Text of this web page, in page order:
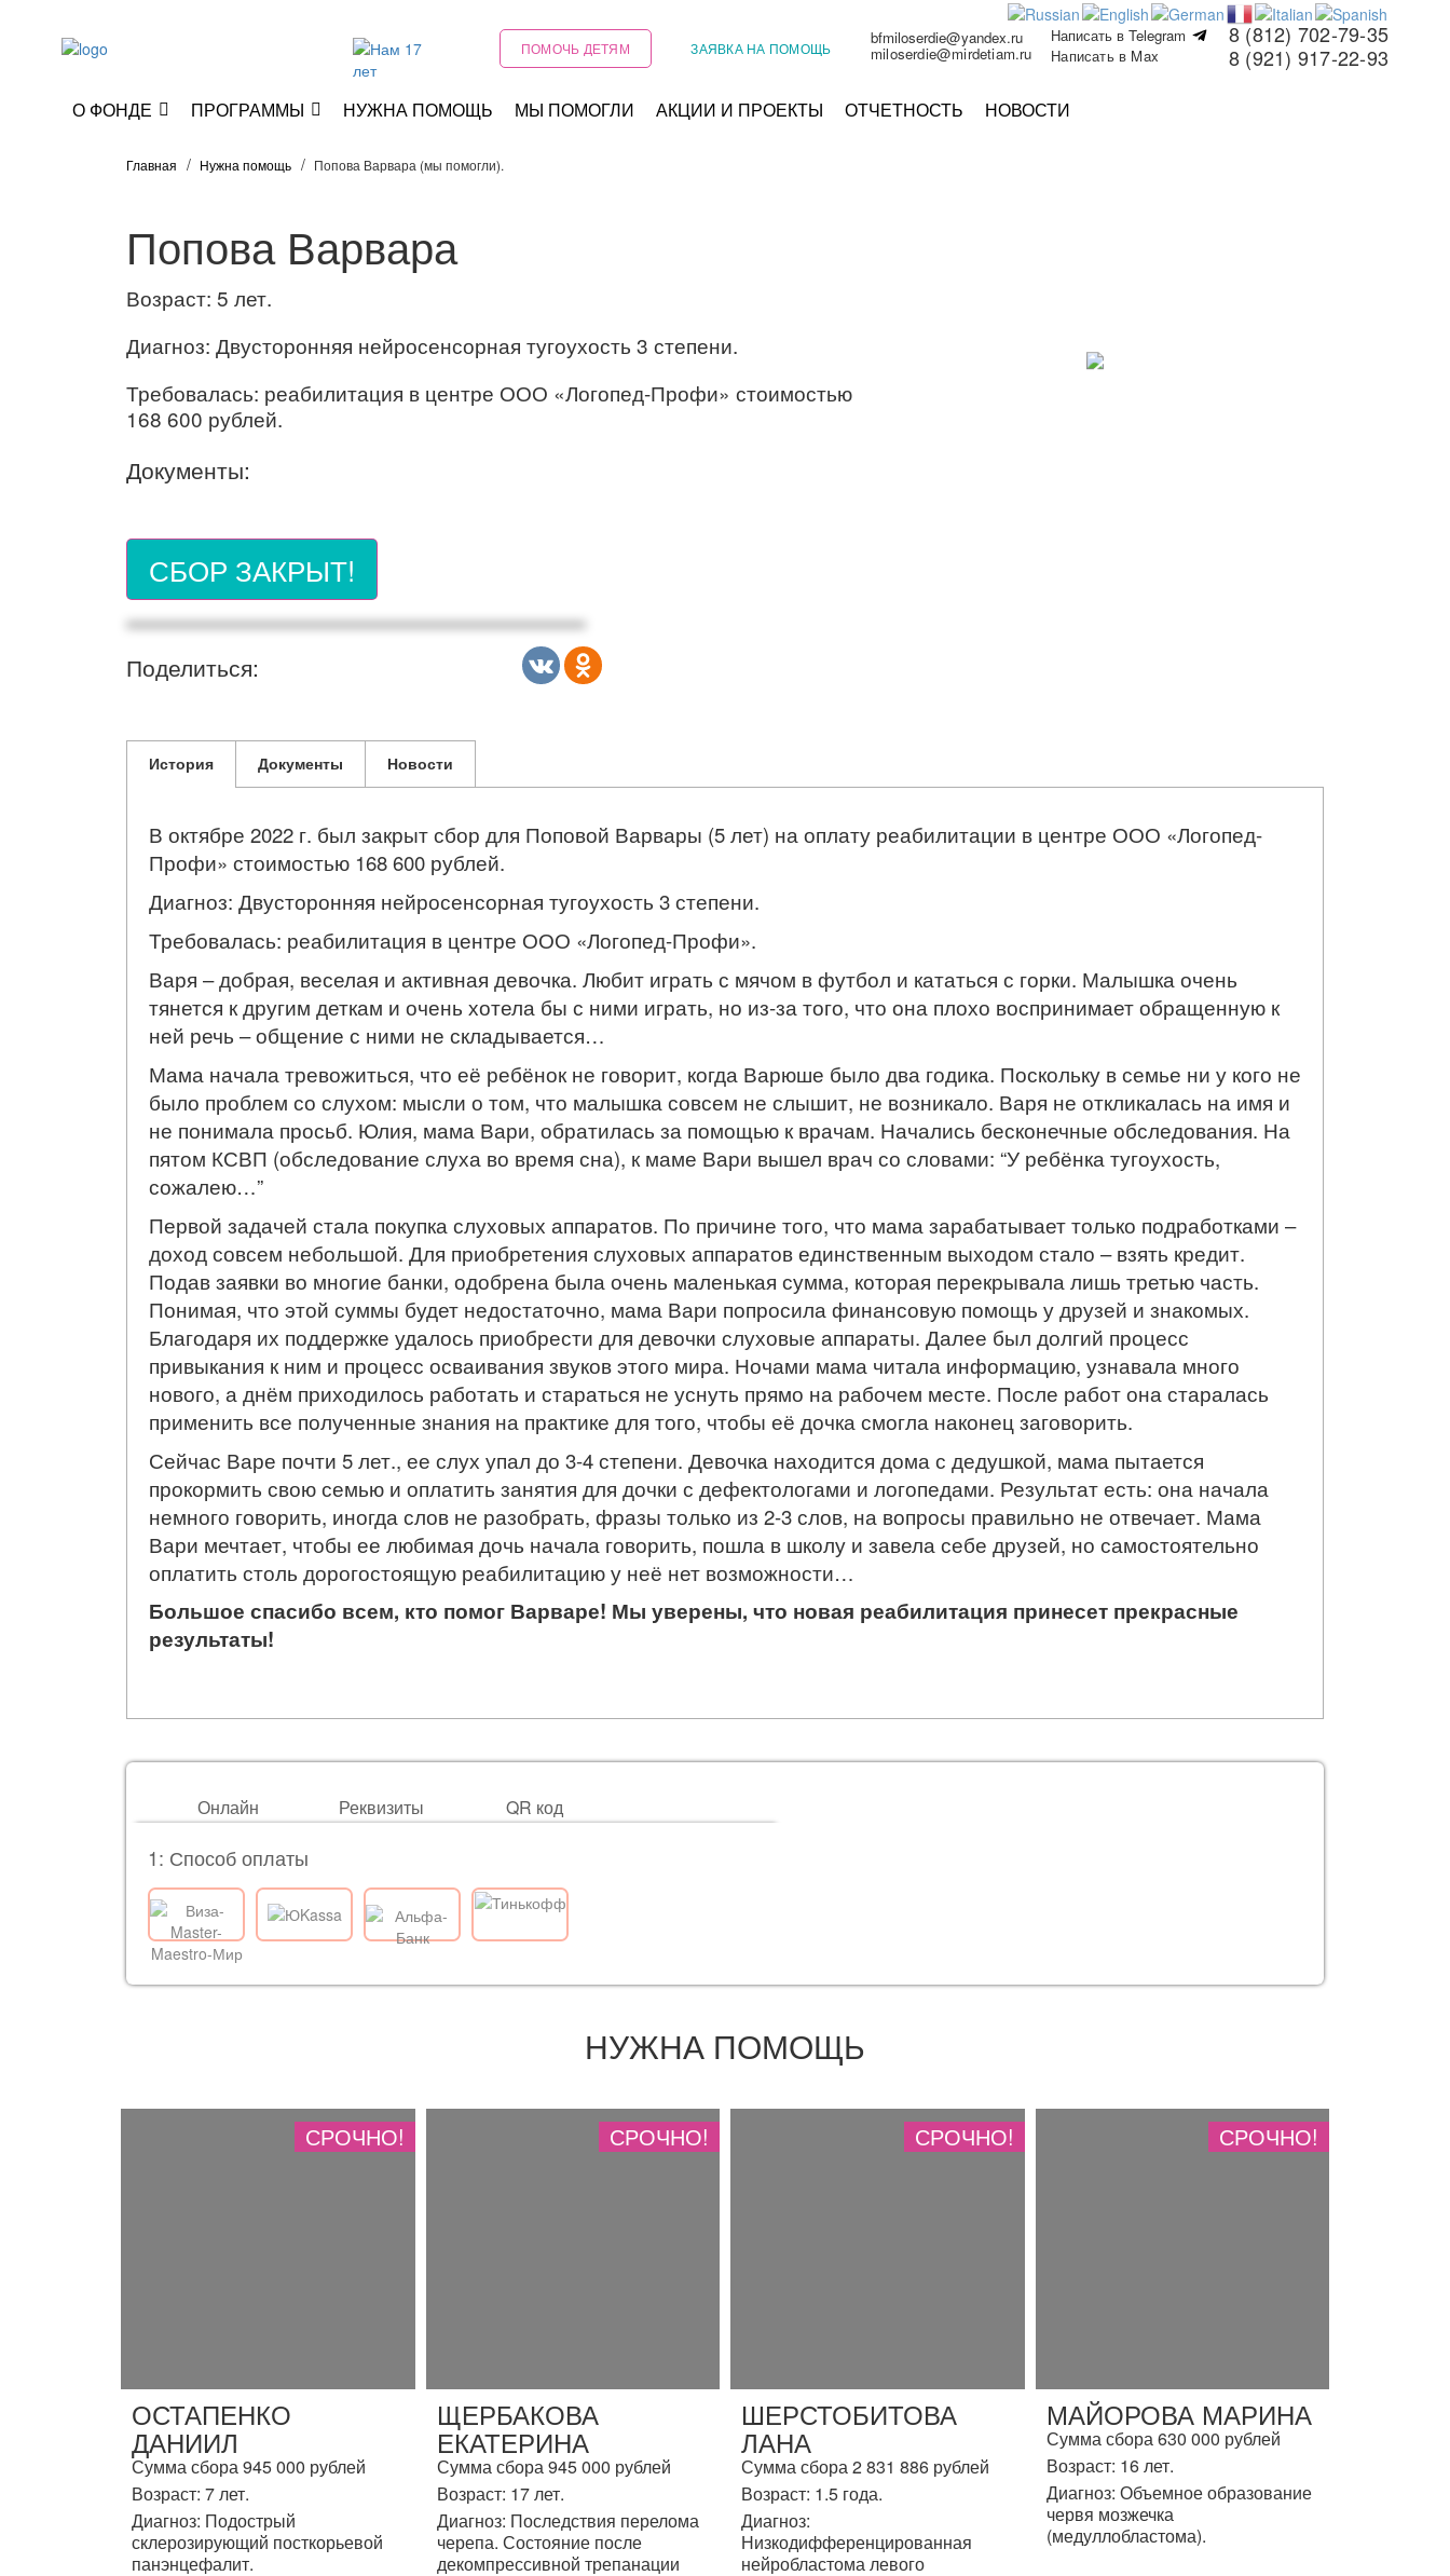
ПОМОЧЬ ДЕТЯМ ЗАЯВКА НА ПОМОЩЬ bfmiloserdie@yandex.ru
miloserdie@mirdetiam.ru
Написать в Telegram
Написать в Max
8 (812) 702-79-35
8 (921) 917-22-93
О ФОНДЕ ПРОГРАММЫ НУЖНА ПОМОЩЬ МЫ ПОМОГЛИ АКЦИИ И ПРОЕКТЫ ОТЧЕТНОСТЬ НОВОСТИ
Главная Нужна помощь Попова Варвара (мы помогли).
Попова Варвара
Возраст: 5 лет.
Диагноз: Двусторонняя нейросенсорная тугоухость 3 степени.
Требовалась: реабилитация в центре ООО «Логопед-Профи» стоимостью
168 600 рублей.
Документы:
СБОР ЗАКРЫТ!
Поделиться:
История Документы Новости
В октябре 2022 г. был закрыт сбор для Поповой Варвары (5 лет) на оплату реабилитации в центре ООО «Логопед-
Профи» стоимостью 168 600 рублей.
Диагноз: Двусторонняя нейросенсорная тугоухость 3 степени.
Требовалась: реабилитация в центре ООО «Логопед-Профи».
Варя – добрая, веселая и активная девочка. Любит играть с мячом в футбол и кататься с горки. Малышка очень
тянется к другим деткам и очень хотела бы с ними играть, но из-за того, что она плохо воспринимает обращенную к
ней речь – общение с ними не складывается…
Мама начала тревожиться, что её ребёнок не говорит, когда Варюше было два годика. Поскольку в семье ни у кого не
было проблем со слухом: мысли о том, что малышка совсем не слышит, не возникало. Варя не откликалась на имя и
не понимала просьб. Юлия, мама Вари, обратилась за помощью к врачам. Начались бесконечные обследования. На
пятом КСВП (обследование слуха во время сна), к маме Вари вышел врач со словами: “У ребёнка тугоухость,
сожалею…”
Первой задачей стала покупка слуховых аппаратов. По причине того, что мама зарабатывает только подработками –
доход совсем небольшой. Для приобретения слуховых аппаратов единственным выходом стало – взять кредит.
Подав заявки во многие банки, одобрена была очень маленькая сумма, которая перекрывала лишь третью часть.
Понимая, что этой суммы будет недостаточно, мама Вари попросила финансовую помощь у друзей и знакомых.
Благодаря их поддержке удалось приобрести для девочки слуховые аппараты. Далее был долгий процесс
привыкания к ним и процесс осваивания звуков этого мира. Ночами мама читала информацию, узнавала много
нового, а днём приходилось работать и стараться не уснуть прямо на рабочем месте. После работ она старалась
применить все полученные знания на практике для того, чтобы её дочка смогла наконец заговорить.
Сейчас Варе почти 5 лет., ее слух упал до 3-4 степени. Девочка находится дома с дедушкой, мама пытается
прокормить свою семью и оплатить занятия для дочки с дефектологами и логопедами. Результат есть: она начала
немного говорить, иногда слов не разобрать, фразы только из 2-3 слов, на вопросы правильно не отвечает. Мама
Вари мечтает, чтобы ее любимая дочь начала говорить, пошла в школу и завела себе друзей, но самостоятельно
оплатить столь дорогостоящую реабилитацию у неё нет возможности…
Большое спасибо всем, кто помог Варваре! Мы уверены, что новая реабилитация принесет прекрасные
результаты!
Онлайн Реквизиты QR код
1: Способ оплаты
НУЖНА ПОМОЩЬ
СРОЧНО!
ОСТАПЕНКО
ДАНИИЛ
Сумма сбора 945 000 рублей
Возраст: 7 лет.
Диагноз: Подострый
склерозирующий посткорьевой
панэнцефалит.
СРОЧНО!
ЩЕРБАКОВА
ЕКАТЕРИНА
Сумма сбора 945 000 рублей
Возраст: 17 лет.
Диагноз: Последствия перелома
черепа. Состояние после
декомпрессивной трепанации
СРОЧНО!
ШЕРСТОБИТОВА
ЛАНА
Сумма сбора 2 831 886 рублей
Возраст: 1.5 года.
Диагноз:
Низкодифференцированная
нейробластома левого
СРОЧНО!
МАЙОРОВА МАРИНА
Сумма сбора 630 000 рублей
Возраст: 16 лет.
Диагноз: Объемное образование
червя мозжечка
(медуллобластома).